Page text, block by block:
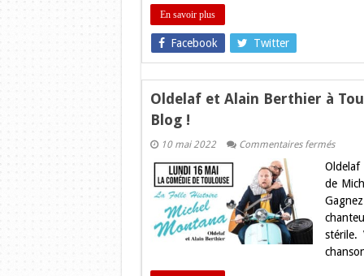
En savoir plus
Facebook Twitter
Oldelaf et Alain Berthier à
Blog !
10 mai 2022 Commentaires ferméssur
et
Alain
à
:
Gagnez
places
Oldelaf
de
stérile.